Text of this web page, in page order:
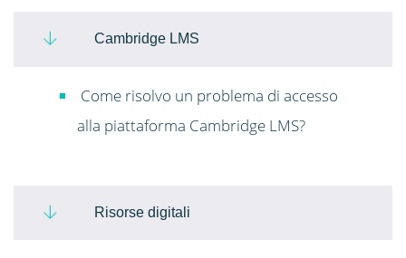
Cambridge LMS
Come risolvo un problema di accesso
alla piattaforma Cambridge LMS?
Risorse digitali